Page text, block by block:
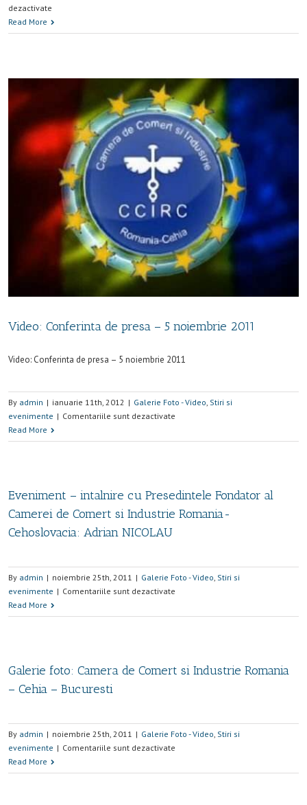
dezactivate
Read More
Video: Conferinta de presa – 5 noiembrie 2011
Video: Conferinta de presa – 5 noiembrie 2011
By admin | ianuarie 11th, 2012 | Galerie Foto - Video Stiri si
evenimente | Comentariile sunt dezactivate
Read More
Eveniment – intalnire cu Presedintele Fondator al
Camerei de Comert si Industrie Romania-
Cehoslovacia: Adrian NICOLAU
By admin | noiembrie 25th, 2011 | Galerie Foto - Video Stiri si
evenimente | Comentariile sunt dezactivate
Read More
Galerie foto: Camera de Comert si Industrie Romania
– Cehia – Bucuresti
By admin | noiembrie 25th, 2011 | Galerie Foto - Video Stiri si
evenimente | Comentariile sunt dezactivate
Read More